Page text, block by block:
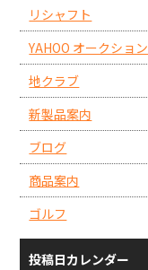
リシャフト
YAHOO オークション
地クラブ
新製品案内
ブログ
商品案内
ゴルフ
投稿日カレンダー